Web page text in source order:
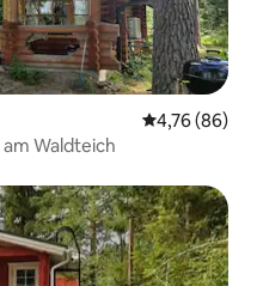
4,76 (86)
Waldteich